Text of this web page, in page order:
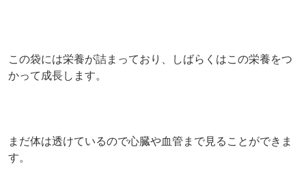
この袋には栄養が詰まっており、しばらくはこの栄養をつ
かって成長します。
まだ体は透けているので心臓や血管まで見ることができま
す。